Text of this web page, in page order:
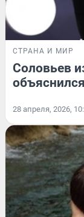
СТРАНА И МИР
Соловьев
28 апреля, 2026,